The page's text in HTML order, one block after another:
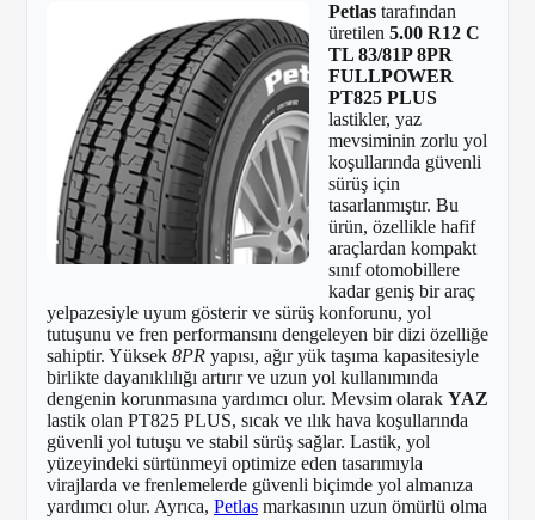
Petlas tarafından
üretilen 5.00 R12 C
TL 83/81P 8PR
FULLPOWER
PT825 PLUS
lastikler, yaz
mevsiminin zorlu yol
koşullarında güvenli
sürüş için
tasarlanmıştır. Bu
ürün, özellikle hafif
araçlardan kompakt
sınıf otomobillere
kadar geniş bir araç
yelpazesiyle uyum gösterir ve sürüş konforunu, yol
tutuşunu ve fren performansını dengeleyen bir dizi özelliğe
sahiptir. Yüksek 8PR yapısı, ağır yük taşıma kapasitesiyle
birlikte dayanıklılığı artırır ve uzun yol kullanımında
dengenin korunmasına yardımcı olur. Mevsim olarak YAZ
lastik olan PT825 PLUS, sıcak ve ılık hava koşullarında
güvenli yol tutuşu ve stabil sürüş sağlar. Lastik, yol
yüzeyindeki sürtünmeyi optimize eden tasarımıyla
virajlarda ve frenlemelerde güvenli biçimde yol almanıza
yardımcı olur. Ayrıca, Petlas markasının uzun ömürlü olma